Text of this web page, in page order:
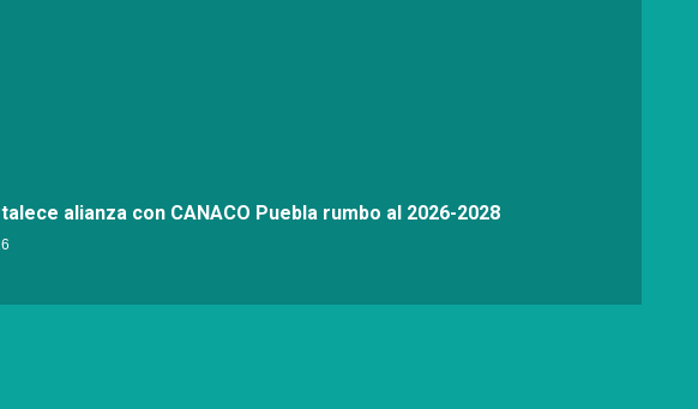
alianza con CANACO Puebla rumbo al 2026-2028